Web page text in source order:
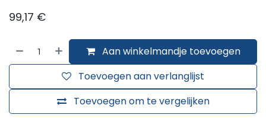
99,17 €
Aan winkelmandje toevoegen
Toevoegen om te vergelijken
Toevoegen aan verlanglijst